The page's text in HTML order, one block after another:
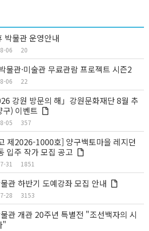
박물관 운영안내
06 20
관·미술관 무료관람 프로젝트 시즌2
06 22
강원 방문의 해」강원문화재단 8월 추
구) 이벤트
05 357
제2026-1000호] 양구백토마을 레지던
입주 작가 모집 공고
31 1851
관 하반기 도예강좌 모집 안내
28 3153
관 개관 20주년 특별전 "조선백자의 시
"